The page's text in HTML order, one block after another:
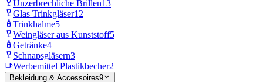
Unzerbrechliche Brillen13
Glas Trinkgläser12
Trinkhalme5
Weingläser aus Kunststoff5
Getränke4
Schnapsgläsern3
Werbemittel Plastikbecher2
Bekleidung & Accessoires9